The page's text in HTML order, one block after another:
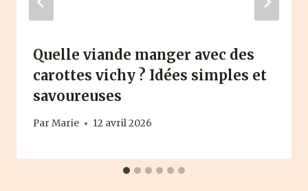
Quelle viande manger avec des
carottes vichy ? Idées simples et
savoureuses
Par Marie 12 avril 2026